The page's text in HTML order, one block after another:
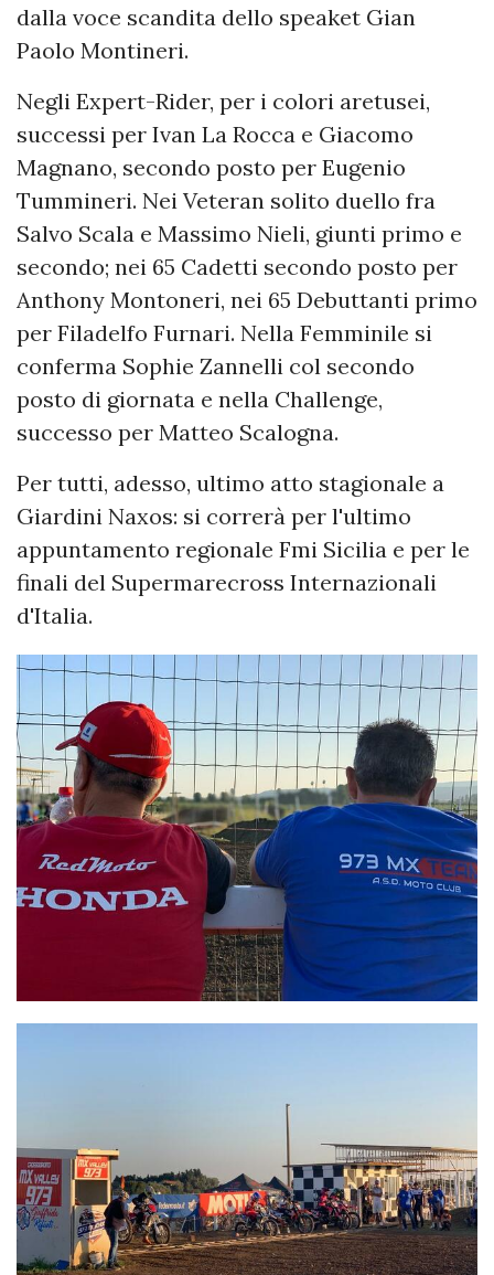
dalla voce scandita dello speaket Gian
Paolo Montineri.
Negli Expert-Rider, per i colori aretusei,
successi per Ivan La Rocca e Giacomo
Magnano, secondo posto per Eugenio
Tummineri. Nei Veteran solito duello fra
Salvo Scala e Massimo Nieli, giunti primo e
secondo; nei 65 Cadetti secondo posto per
Anthony Montoneri, nei 65 Debuttanti primo
per Filadelfo Furnari. Nella Femminile si
conferma Sophie Zannelli col secondo
posto di giornata e nella Challenge,
successo per Matteo Scalogna.
Per tutti, adesso, ultimo atto stagionale a
Giardini Naxos: si correrà per l'ultimo
appuntamento regionale Fmi Sicilia e per le
finali del Supermarecross Internazionali
d'Italia.